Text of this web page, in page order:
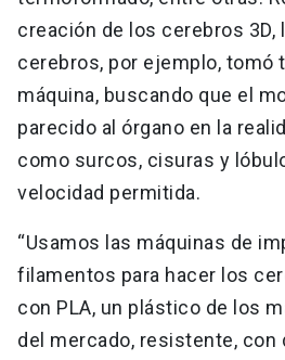
creación de los cerebros 3D,
cerebros, por ejemplo, tomó
máquina, buscando que el
parecido al órgano en la
como surcos, cisuras y
velocidad permitida.
“Usamos las máquinas de
filamentos para hacer los
con PLA, un plástico de los
del mercado, resistente,